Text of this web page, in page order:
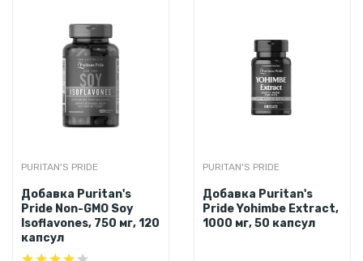
PURITAN'S PRIDE
Добавка Puritan's
Pride Non-GMO Soy
Isoflavones, 750 мг, 120
капсул
PURITAN'S PRIDE
Добавка Puritan's
Pride Yohimbe Extract,
1000 мг, 50 капсул